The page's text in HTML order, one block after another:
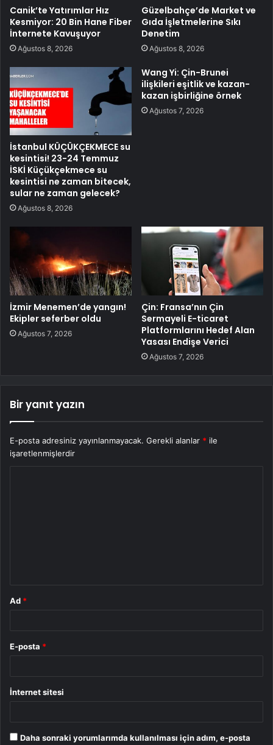
Canik’te Yatırımlar Hız
Kesmiyor: 20 Bin Hane Fiber
İnternete Kavuşuyor
Ağustos 8, 2026
Güzelbahçe’de Market ve
Gıda İşletmelerine Sıkı
Denetim
Ağustos 8, 2026
İstanbul KÜÇÜKÇEKMECE su
kesintisi! 23-24 Temmuz
İSKİ Küçükçekmece su
kesintisi ne zaman bitecek,
sular ne zaman gelecek?
Ağustos 8, 2026
Wang Yi: Çin-Brunei
ilişkileri eşitlik ve kazan-
kazan işbirliğine örnek
Ağustos 7, 2026
İzmir Menemen’de yangın!
Ekipler seferber oldu
Ağustos 7, 2026
Çin: Fransa’nın Çin
Sermayeli E-ticaret
Platformlarını Hedef Alan
Yasası Endişe Verici
Ağustos 7, 2026
Bir yanıt yazın
E-posta adresiniz yayınlanmayacak. Gerekli alanlar * ile
işaretlenmişlerdir
Ad *
E-posta *
İnternet sitesi
Daha sonraki yorumlarımda kullanılması için adım, e-posta